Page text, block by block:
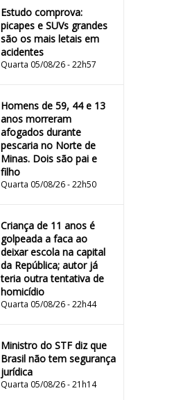
Estudo comprova:
picapes e SUVs grandes
são os mais letais em
acidentes
Quarta 05/08/26 - 22h57
Homens de 59, 44 e 13
anos morreram
afogados durante
pescaria no Norte de
Minas. Dois são pai e
filho
Quarta 05/08/26 - 22h50
Criança de 11 anos é
golpeada a faca ao
deixar escola na capital
da República; autor já
teria outra tentativa de
homicídio
Quarta 05/08/26 - 22h44
Ministro do STF diz que
Brasil não tem segurança
jurídica
Quarta 05/08/26 - 21h14